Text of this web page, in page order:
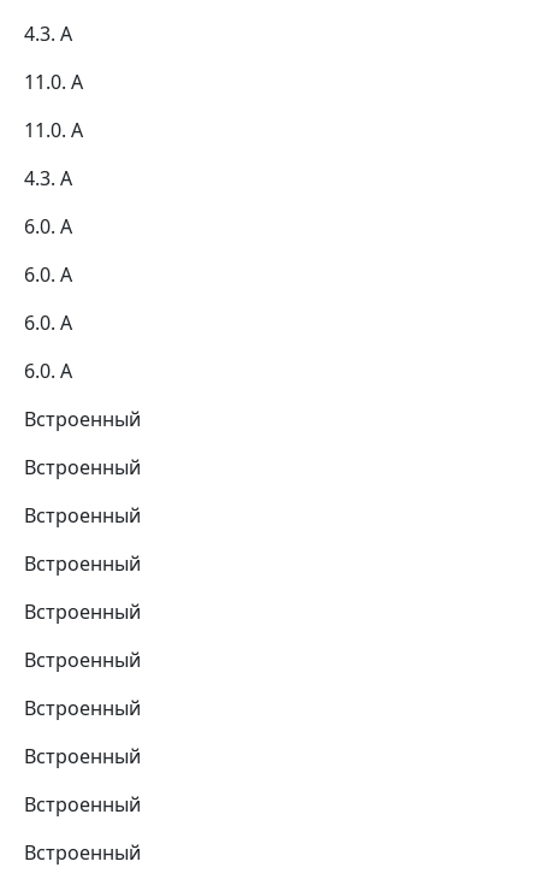
4.3. А
11.0. А
11.0. А
4.3. А
6.0. А
6.0. А
6.0. А
6.0. А
Встроенный
Встроенный
Встроенный
Встроенный
Встроенный
Встроенный
Встроенный
Встроенный
Встроенный
Встроенный